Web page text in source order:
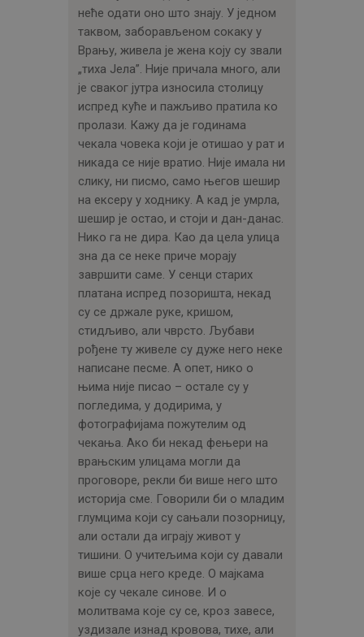
неће одати оно што знају. У једном
таквом, заборављеном сокаку у
Врању, живела је жена коју су звали
„тиха Јела”. Није причала много, али
је сваког јутра износила столицу
испред куће и пажљиво пратила ко
пролази. Кажу да је годинама
чекала човека који је отишао у рат и
никада се није вратио. Није имала ни
слику, ни писмо, само његов шешир
на ексеру у ходнику. А кад је умрла,
шешир је остао, и стоји и дан-данас.
Нико га не дира. Као да цела улица
зна да се неке приче морају
завршити саме. У сенци старих
платана испред позоришта, некад
су се држале руке, кришом,
стидљиво, али чврсто. Љубави
рођене ту живеле су дуже него неке
написане песме. А опет, нико о
њима није писао – остале су у
погледима, у додирима, у
фотографијама пожутелим од
чекања. Ако би некад фењери на
врањским улицама могли да
проговоре, рекли би више него што
историја сме. Говорили би о младим
глумцима који су сањали позорницу,
али остали да играју живот у
тишини. О учитељима који су давали
више срца него креде. О мајкама
које су чекале синове. И о
молитвама које су се, кроз завесе,
уздизале изнад кровова, тихе, али